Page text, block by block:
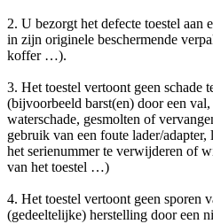
2. U bezorgt het defecte toestel
in zijn originele beschermende
koffer …).
3. Het toestel vertoont geen schade
(bijvoorbeeld barst(en) door een
waterschade, gesmolten of
gebruik van een foute lader/
het serienummer te verwijderen of
van het toestel …)
4. Het toestel vertoont geen sporen
(gedeeltelijke) herstelling door een